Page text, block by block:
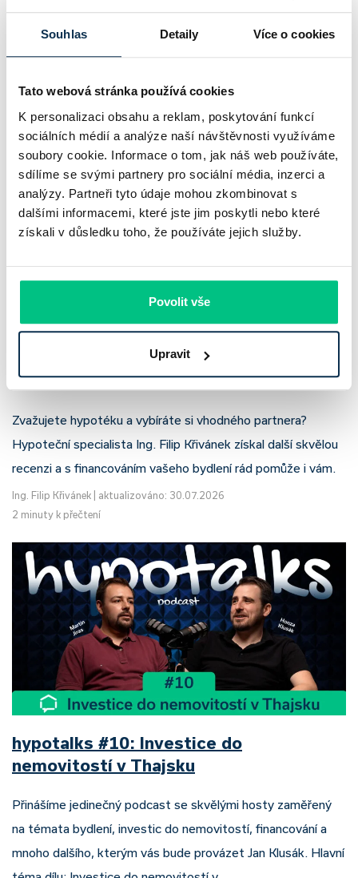
Souhlas Detaily Více o cookies
Tato webová stránka používá cookies
K personalizaci obsahu a reklam, poskytování funkcí
sociálních médií a analýze naší návštěvnosti využíváme
soubory cookie. Informace o tom, jak náš web používáte,
sdílíme se svými partnery pro sociální média, inzerci a
analýzy. Partneři tyto údaje mohou zkombinovat s
dalšími informacemi, které jste jim poskytli nebo které
získali v důsledku toho, že používáte jejich služby.
Povolit vše
Upravit
Komerční banka nabízí docela plastický obrázek dnešního
bankovního trhu. Na jedné straně jí podle zadaného rámce
Pavel Pohanka aktualizováno: 31.07.2026
Recenze - hypoteční specialista: Ing.
Filip Křivánek, klient: Tomáš B.
Zvažujete hypotéku a vybíráte si vhodného partnera?
Hypoteční specialista Ing. Filip Křivánek získal další skvělou
recenzi a s financováním vašeho bydlení rád pomůže i vám.
Ing. Filip Křivánek
aktualizováno: 30.07.2026
2 minuty k přečtení
hypotalks #10: Investice do
nemovitostí v Thajsku
Přinášíme jedinečný podcast se skvělými hosty zaměřený
na témata bydlení, investic do nemovitostí, financování a
mnoho dalšího, kterým vás bude provázet Jan Klusák. Hlavní